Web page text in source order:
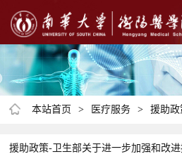
本站首页 > 医疗服务 > 援助政
援助政策-卫生部关于进一步加强和改